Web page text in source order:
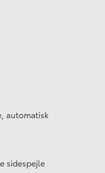
automatisk
sidespejle